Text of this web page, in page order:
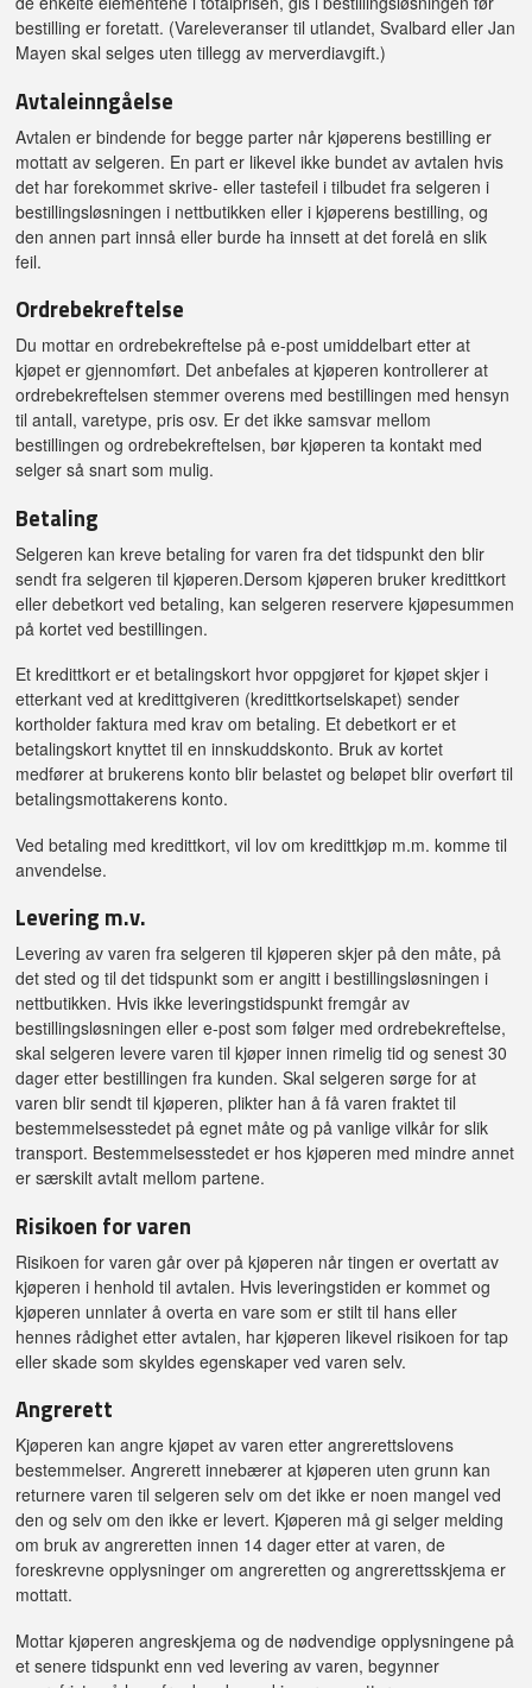
bestilling er foretatt. (Vareleveranser til utlandet, Svalbard eller Jan
Mayen skal selges uten tillegg av merverdiavgift.)
Avtaleinngåelse
Avtalen er bindende for begge parter når kjøperens bestilling er
mottatt av selgeren. En part er likevel ikke bundet av avtalen hvis
det har forekommet skrive- eller tastefeil i tilbudet fra selgeren i
bestillingsløsningen i nettbutikken eller i kjøperens bestilling, og
den annen part innså eller burde ha innsett at det forelå en slik
feil.
Ordrebekreftelse
Du mottar en ordrebekreftelse på e-post umiddelbart etter at
kjøpet er gjennomført. Det anbefales at kjøperen kontrollerer at
ordrebekreftelsen stemmer overens med bestillingen med hensyn
til antall, varetype, pris osv. Er det ikke samsvar mellom
bestillingen og ordrebekreftelsen, bør kjøperen ta kontakt med
selger så snart som mulig.
Betaling
Selgeren kan kreve betaling for varen fra det tidspunkt den blir
sendt fra selgeren til kjøperen.Dersom kjøperen bruker kredittkort
eller debetkort ved betaling, kan selgeren reservere kjøpesummen
på kortet ved bestillingen.
Et kredittkort er et betalingskort hvor oppgjøret for kjøpet skjer i
etterkant ved at kredittgiveren (kredittkortselskapet) sender
kortholder faktura med krav om betaling. Et debetkort er et
betalingskort knyttet til en innskuddskonto. Bruk av kortet
medfører at brukerens konto blir belastet og beløpet blir overført til
betalingsmottakerens konto.
Ved betaling med kredittkort, vil lov om kredittkjøp m.m. komme til
anvendelse.
Levering m.v.
Levering av varen fra selgeren til kjøperen skjer på den måte, på
det sted og til det tidspunkt som er angitt i bestillingsløsningen i
nettbutikken. Hvis ikke leveringstidspunkt fremgår av
bestillingsløsningen eller e-post som følger med ordrebekreftelse,
skal selgeren levere varen til kjøper innen rimelig tid og senest 30
dager etter bestillingen fra kunden. Skal selgeren sørge for at
varen blir sendt til kjøperen, plikter han å få varen fraktet til
bestemmelsesstedet på egnet måte og på vanlige vilkår for slik
transport. Bestemmelsesstedet er hos kjøperen med mindre annet
er særskilt avtalt mellom partene.
Risikoen for varen
Risikoen for varen går over på kjøperen når tingen er overtatt av
kjøperen i henhold til avtalen. Hvis leveringstiden er kommet og
kjøperen unnlater å overta en vare som er stilt til hans eller
hennes rådighet etter avtalen, har kjøperen likevel risikoen for tap
eller skade som skyldes egenskaper ved varen selv.
Angrerett
Kjøperen kan angre kjøpet av varen etter angrerettslovens
bestemmelser. Angrerett innebærer at kjøperen uten grunn kan
returnere varen til selgeren selv om det ikke er noen mangel ved
den og selv om den ikke er levert. Kjøperen må gi selger melding
om bruk av angreretten innen 14 dager etter at varen, de
foreskrevne opplysninger om angreretten og angrerettsskjema er
mottatt.
Mottar kjøperen angreskjema og de nødvendige opplysningene på
et senere tidspunkt enn ved levering av varen, begynner